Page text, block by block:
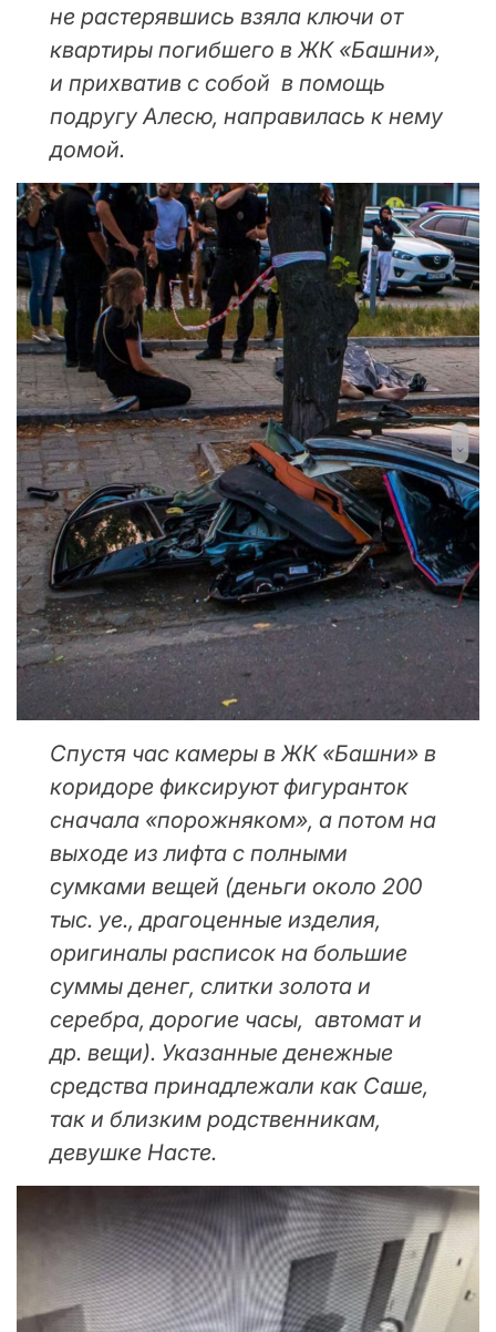
не растерявшись взяла ключи от
квартиры погибшего в ЖК «Башни»,
и прихватив с собой в помощь
подругу Алесю, направилась к нему
домой.
Спустя час камеры в ЖК «Башни» в
коридоре фиксируют фигуранток
сначала «порожняком», а потом на
выходе из лифта с полными
сумками вещей (деньги около 200
тыс. уе., драгоценные изделия,
оригиналы расписок на большие
суммы денег, слитки золота и
серебра, дорогие часы, автомат и
др. вещи). Указанные денежные
средства принадлежали как Саше,
так и близким родственникам,
девушке Насте.